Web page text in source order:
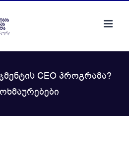
CEO პროგრამა?